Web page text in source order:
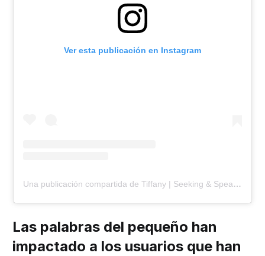
Ver esta publicación en Instagram
Una publicación compartida de Tiffany | Seeking & Speaking Truth (@confidencecurrency)
Las palabras del pequeño han
impactado a los usuarios que han